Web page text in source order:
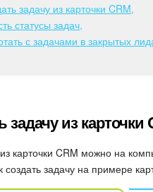
задачу из карточки CRM,
статусы задач,
с задачами в закрытых
задачу из карточки
из карточки CRM можно на
создать задачу на примере